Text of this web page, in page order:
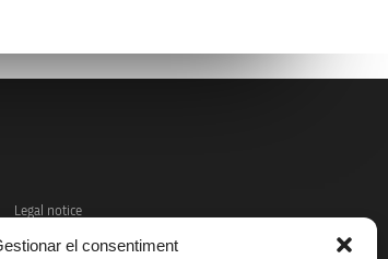
el consentiment
Legal notice